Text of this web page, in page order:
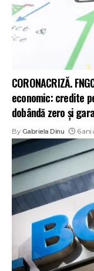
CORONACRIZĂ.
economic: credite
dobândă zero și
By Gabriela Dinu 6 ani